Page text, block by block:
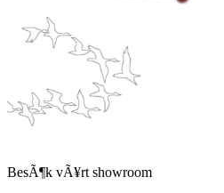
BesÃ¶k vÃ¥rt showroom